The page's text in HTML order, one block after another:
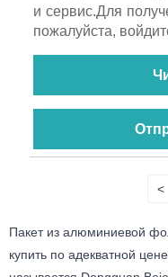
и сервис.Для
пожалуйста,
<
Пакет из алюминиевой
купить по адекватной